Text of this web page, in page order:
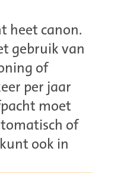
heet canon.
gebruik van
of
per jaar
moet
of
ook in